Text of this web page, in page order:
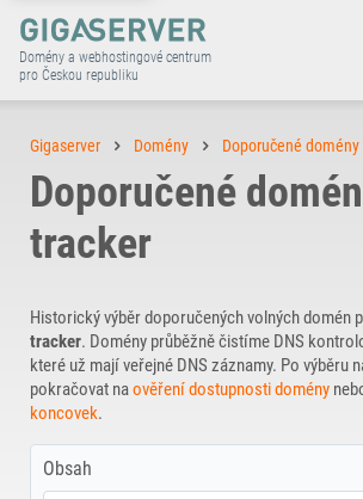
Domény a webhostingové centrum
pro Českou republiku
Gigaserver Domény Doporučené domény
Doporučené
tracker
Historický výběr doporučených volných domén
tracker. Domény průběžně čistíme DNS
které už mají veřejné DNS záznamy. Po výběru
pokračovat naověření dostupnosti domény
koncovek.
Obsah